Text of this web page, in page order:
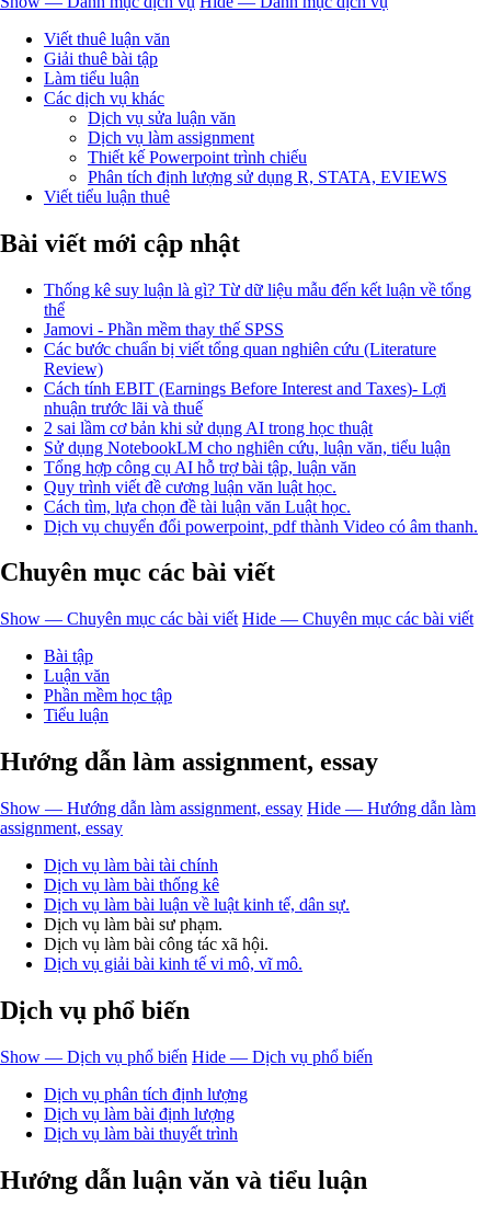
Viết thuê luận văn
Giải thuê bài tập
Làm tiểu luận
Các dịch vụ khác
Dịch vụ sửa luận văn
Dịch vụ làm assignment
Thiết kế Powerpoint trình chiếu
Phân tích định lượng sử dụng R, STATA, EVIEWS
Viết tiểu luận thuê
Bài viết mới cập nhật
Thống kê suy luận là gì? Từ dữ liệu mẫu đến kết luận về tổng
thể
Jamovi - Phần mềm thay thế SPSS
Các bước chuẩn bị viết tổng quan nghiên cứu (Literature
Review)
Cách tính EBIT (Earnings Before Interest and Taxes)- Lợi
nhuận trước lãi và thuế
2 sai lầm cơ bản khi sử dụng AI trong học thuật
Sử dụng NotebookLM cho nghiên cứu, luận văn, tiểu luận
Tổng hợp công cụ AI hỗ trợ bài tập, luận văn
Quy trình viết đề cương luận văn luật học.
Cách tìm, lựa chọn đề tài luận văn Luật học.
Dịch vụ chuyển đổi powerpoint, pdf thành Video có âm thanh.
Chuyên mục các bài viết
Show — Chuyên mục các bài viết Hide — Chuyên mục các bài viết
Bài tập
Luận văn
Phần mềm học tập
Tiểu luận
Hướng dẫn làm assignment, essay
Show — Hướng dẫn làm assignment, essay Hide — Hướng dẫn làm
assignment, essay
Dịch vụ làm bài tài chính
Dịch vụ làm bài thống kê
Dịch vụ làm bài luận về luật kinh tế, dân sự.
Dịch vụ làm bài sư phạm.
Dịch vụ làm bài công tác xã hội.
Dịch vụ giải bài kinh tế vi mô, vĩ mô.
Dịch vụ phổ biến
Show — Dịch vụ phổ biến Hide — Dịch vụ phổ biến
Dịch vụ phân tích định lượng
Dịch vụ làm bài định lượng
Dịch vụ làm bài thuyết trình
Hướng dẫn luận văn và tiểu luận